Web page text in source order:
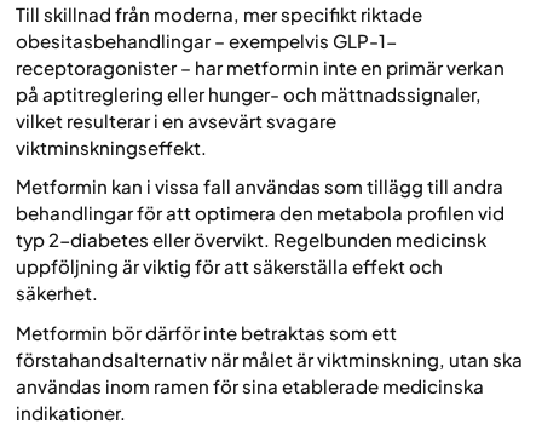
Till skillnad från moderna, mer specifikt riktade
obesitasbehandlingar – exempelvis GLP-1-
receptoragonister – har metformin inte en primär verkan
på aptitreglering eller hunger- och mättnadssignaler,
vilket resulterar i en avsevärt svagare
viktminskningseffekt.
Metformin kan i vissa fall användas som tillägg till andra
behandlingar för att optimera den metabola profilen vid
typ 2-diabetes eller övervikt. Regelbunden medicinsk
uppföljning är viktig för att säkerställa effekt och
säkerhet.
Metformin bör därför inte betraktas som ett
förstahandsalternativ när målet är viktminskning, utan ska
användas inom ramen för sina etablerade medicinska
indikationer.